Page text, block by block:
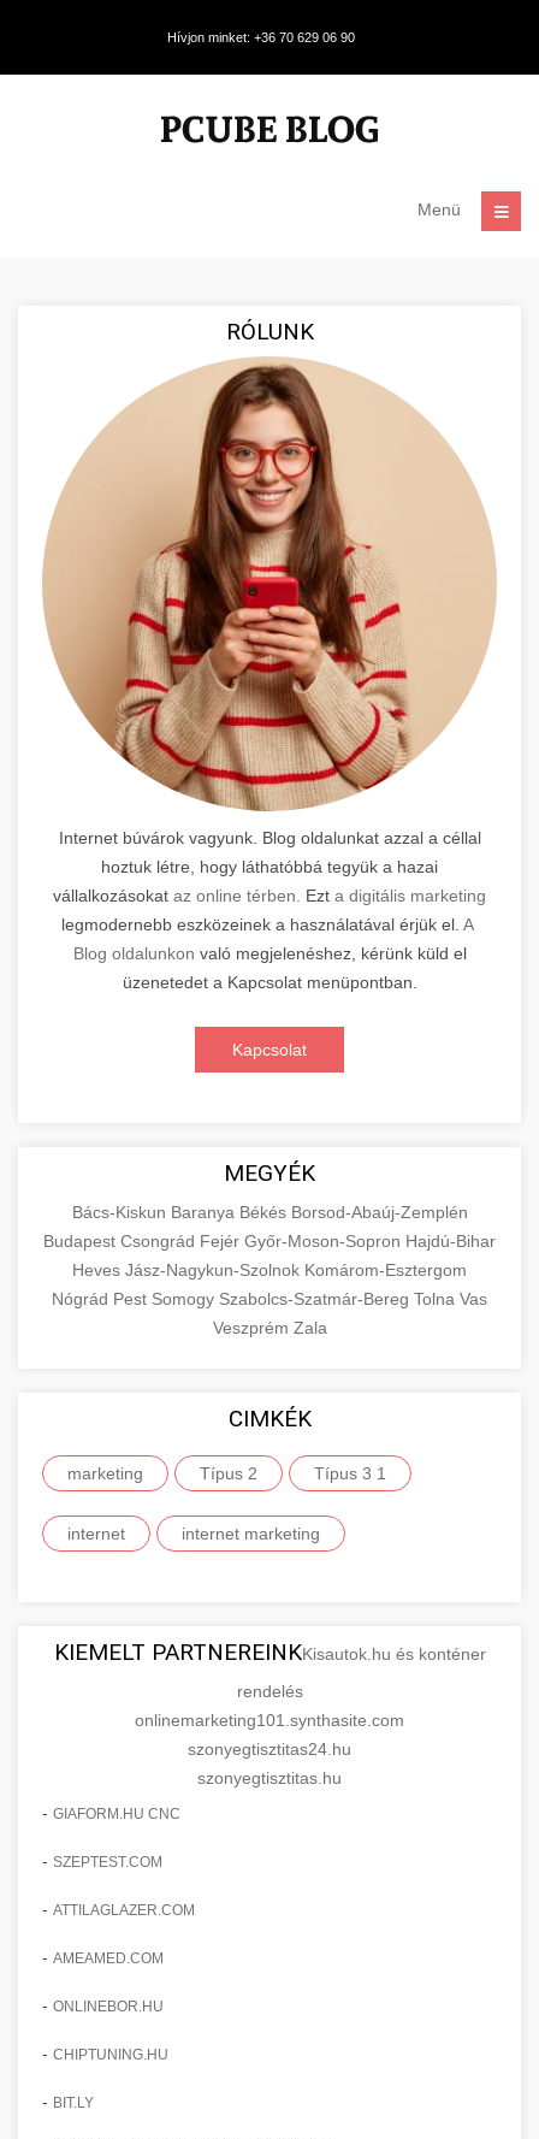
Hívjon minket: +36 70 629 06 90
Menü
RÓLUNK
Internet búvárok vagyunk. Blog oldalunkat azzal a céllal
hoztuk létre, hogy láthatóbbá tegyük a hazai
vállalkozásokat az online térben. Ezt a digitális marketing
legmodernebb eszközeinek a használatával érjük el. A
Blog oldalunkon való megjelenéshez, kérünk küld el
üzenetedet a Kapcsolat menüpontban.
Kapcsolat
MEGYÉK
Bács-Kiskun Baranya Békés Borsod-Abaúj-Zemplén
Budapest Csongrád Fejér Győr-Moson-Sopron Hajdú-Bihar
Heves Jász-Nagykun-Szolnok Komárom-Esztergom
Nógrád Pest Somogy Szabolcs-Szatmár-Bereg Tolna Vas
Veszprém Zala
CIMKÉK
marketing Típus 2 Típus 3 1
internet internet marketing
KIEMELT PARTNEREINKKisautok.hu és konténer
rendelés
onlinemarketing101.synthasite.com
szonyegtisztitas24.hu
szonyegtisztitas.hu
- GIAFORM.HU CNC
- SZEPTEST.COM
- ATTILAGLAZER.COM
- AMEAMED.COM
- ONLINEBOR.HU
- CHIPTUNING.HU
- BIT.LY